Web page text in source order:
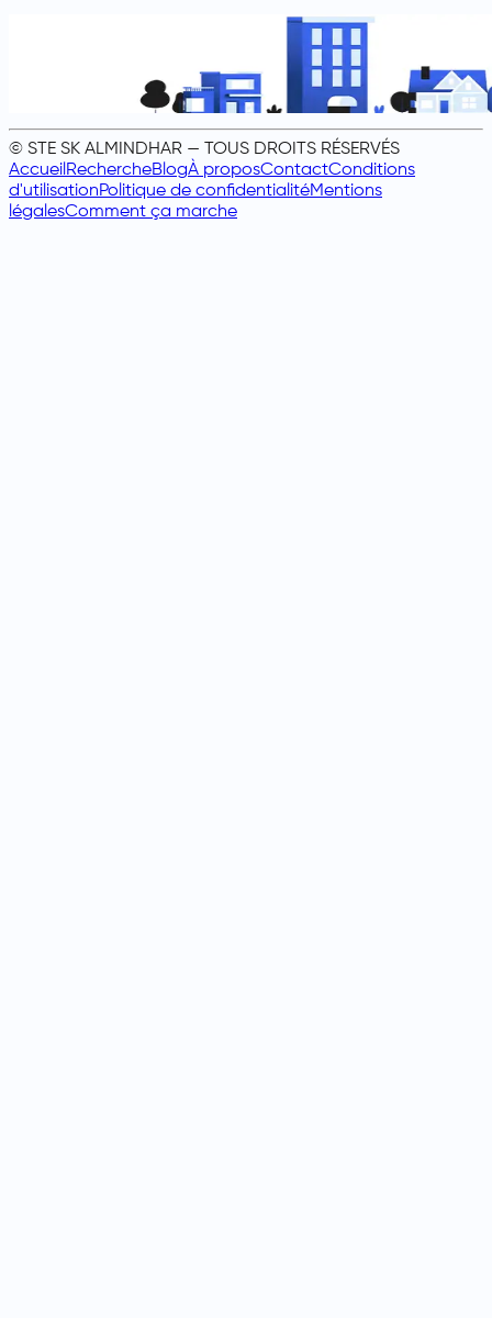
© STE SK ALMINDHAR — TOUS DROITS RÉSERVÉS
AccueilRechercheBlogÀ proposContactConditions
d'utilisationPolitique de confidentialitéMentions
légalesComment ça marche